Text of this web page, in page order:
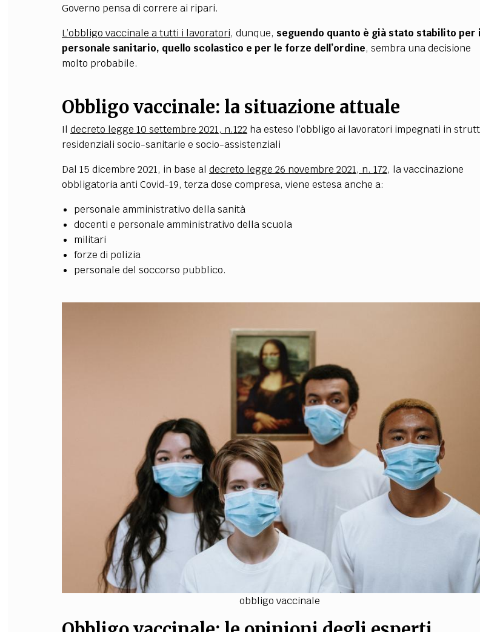
Governo pensa di correre ai ripari.
L’obbligo vaccinale a tutti i lavoratori, dunque, seguendo quanto è già stato stabilito per il
personale sanitario, quello scolastico e per le forze dell’ordine, sembra una decisione
molto probabile.
Obbligo vaccinale: la situazione attuale
Il decreto legge 10 settembre 2021, n.122 ha esteso l’obbligo ai lavoratori impegnati in
residenziali socio-sanitarie e socio-assistenziali
Dal 15 dicembre 2021, in base al decreto legge 26 novembre 2021, n. 172, la vaccinazione
obbligatoria anti Covid-19, terza dose compresa, viene estesa anche a:
personale amministrativo della sanità
docenti e personale amministrativo della scuola
militari
forze di polizia
personale del soccorso pubblico.
obbligo vaccinale